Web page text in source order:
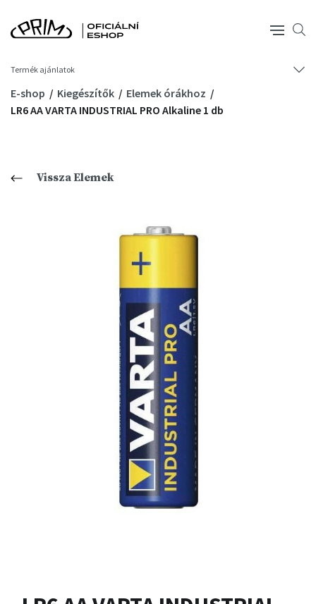
Termék ajánlatok
E-shop Kiegészítők
Elemek órákhoz
LR6 AA VARTA INDUSTRIAL PRO Alkaline 1 db
Vissza Elemek